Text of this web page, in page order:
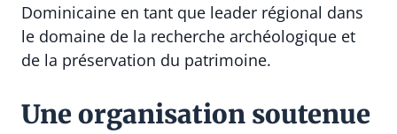
Dominicaine en tant que leader régional dans
le domaine de la recherche archéologique et
de la préservation du patrimoine.
Une organisation soutenue